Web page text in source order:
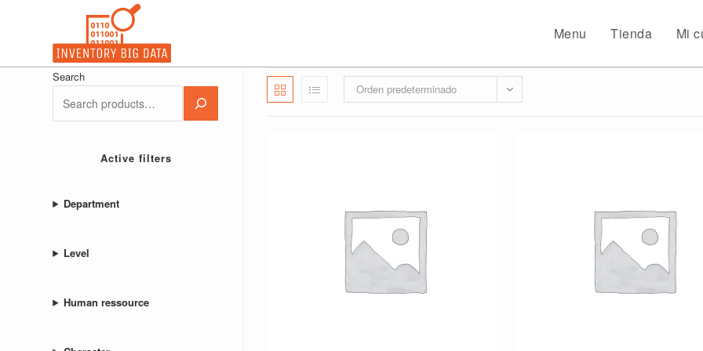
Menu Tienda Mi
Orden predeterminado
Search
Active filters
Department
Level
Human ressource